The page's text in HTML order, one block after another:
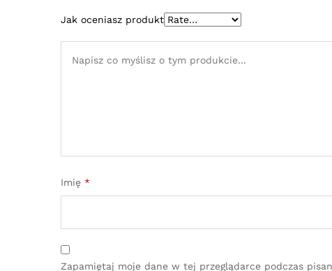
Jak oceniasz produkt
Imię *
Zapamiętaj moje dane w tej przeglądarce podczas